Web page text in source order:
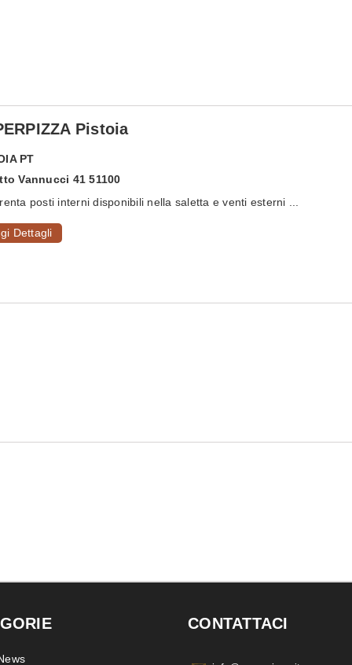
Pistoia
PT
Vannucci 41 51100
posti interni disponibili nella saletta e venti esterni ...
Dettagli
CONTATTACI